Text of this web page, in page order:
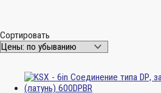
Сортировать